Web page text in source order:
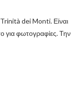
dei Monti. Είναι
για φωτογραφίες. Την